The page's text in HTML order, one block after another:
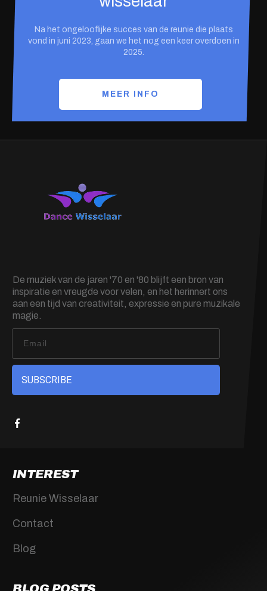
Na het ongelooflijke succes van de reunie die plaats
vond in juni 2023, gaan we het nog een keer overdoen in
2025.
MEER INFO
De muziek van de jaren '70 en '80 blijft een bron van
inspiratie en vreugde voor velen, en het herinnert ons
aan een tijd van creativiteit, expressie en pure muzikale
magie.
SUBSCRIBE
INTEREST
Reunie Wisselaar
Contact
Blog